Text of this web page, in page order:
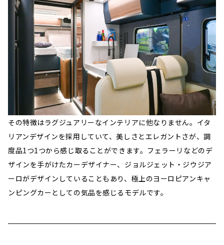
その特徴はラグジュアリーなインテリアに他なりません。イタ
リアンデザインを採用していて、美しさとエレガントさが、調
度品1つ1つから感じ取ることができます。フェラーリなどのデ
ザインを手がけたカーデザイナー、ジョルジェット・ジウジア
ーロがデザインしていることもあり、極上のヨーロピアンキャ
ンピングカーとしての気品を感じるモデルです。